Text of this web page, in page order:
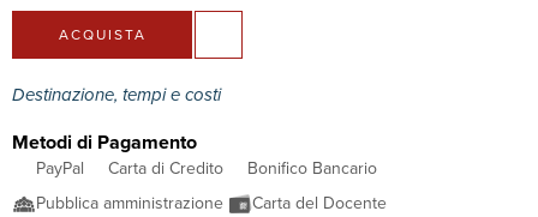
ACQUISTA
Destinazione, tempi e costi
Metodi di Pagamento
PayPal Carta di Credito
Bonifico Bancario
Pubblica amministrazione
Carta del Docente